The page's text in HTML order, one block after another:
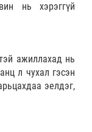
нь хэрэггүй
ажиллахад нь
л чухал гэсэн
эелдэг,